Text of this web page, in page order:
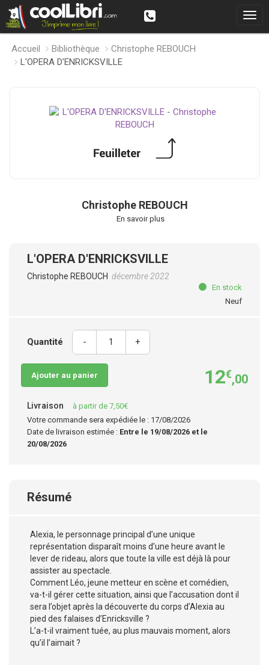
Accueil Bibliothèque
Christophe REBOUCH
L'OPERA D'ENRICKSVILLE
Christophe REBOUCH
En savoir plus
L'OPERA D'ENRICKSVILLE
Christophe REBOUCH décembre 2022
En stock
Neuf
Quantité - +
Ajouter au panier 12€,00
Livraison
à partir de 7,50€
Votre commande sera expédiée le : 17/08/2026
Date de livraison estimée : Entre le 19/08/2026 et le
20/08/2026
Résumé
Alexia, le personnage principal d’une unique
représentation disparaît moins d’une heure avant le
lever de rideau, alors que toute la ville est déjà là pour
assister au spectacle.
Comment Léo, jeune metteur en scène et comédien,
va-t-il gérer cette situation, ainsi que l’accusation dont il
sera l’objet après la découverte du corps d’Alexia au
pied des falaises d’Enricksville ?
L’a-t-il vraiment tuée, au plus mauvais moment, alors
qu’il l’aimait ?